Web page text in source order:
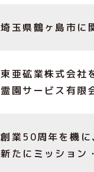
埼玉県鶴ヶ島市に
東亜砿業株式会社
霊園サービス有限
創業50周年を機に
新たにミッション